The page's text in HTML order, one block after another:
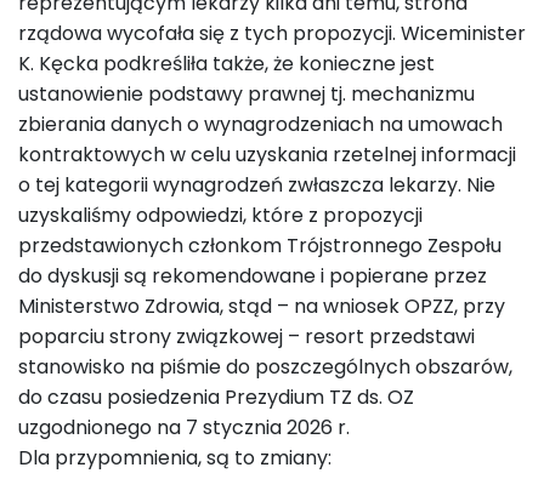
rządowa wycofała się z tych propozycji. Wiceminister
K. Kęcka podkreśliła także, że konieczne jest
ustanowienie podstawy prawnej tj. mechanizmu
zbierania danych o wynagrodzeniach na umowach
kontraktowych w celu uzyskania rzetelnej informacji
o tej kategorii wynagrodzeń zwłaszcza lekarzy. Nie
uzyskaliśmy odpowiedzi, które z propozycji
przedstawionych członkom Trójstronnego Zespołu
do dyskusji są rekomendowane i popierane przez
Ministerstwo Zdrowia, stąd – na wniosek OPZZ, przy
poparciu strony związkowej – resort przedstawi
stanowisko na piśmie do poszczególnych obszarów,
do czasu posiedzenia Prezydium TZ ds. OZ
uzgodnionego na 7 stycznia 2026 r.
Dla przypomnienia, są to zmiany: